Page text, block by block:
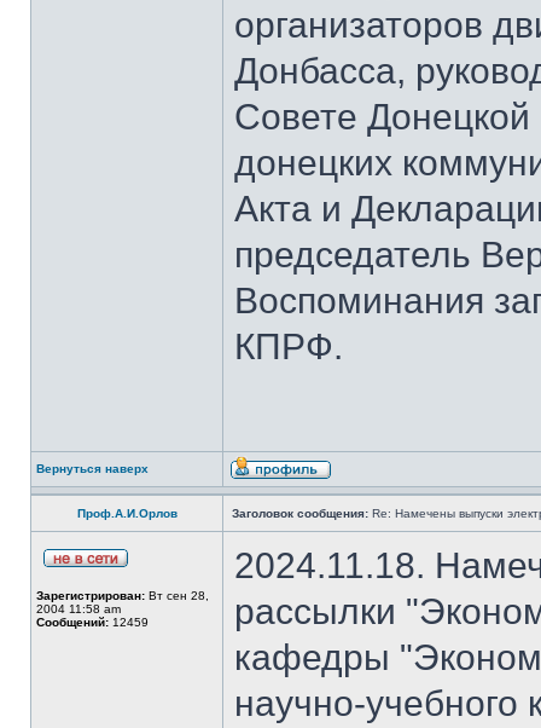
организаторов
Донбасса,
Совете
донецких
Акта и
председатель
Воспоминания
КПРФ.
Вернуться наверх
Проф.А.И.Орлов Заголовок сообщения: Re: Намечены выпуски
Зарегистрирован: Вт сен 28,
2004 11:58 am
Сообщений: 12459
2024.11.18.
рассылки
кафедры
научно-